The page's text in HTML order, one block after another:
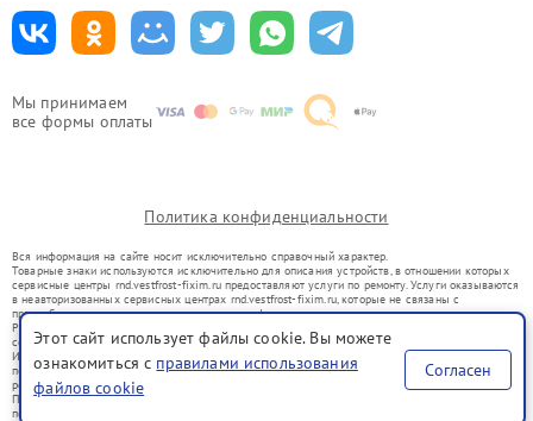
Мы принимаем
все формы оплаты
Политика конфиденциальности
Вся информация на сайте носит исключительно справочный характер.
Товарные знаки используются исключительно для описания устройств, в отношении которых
сервисные центры rnd.vestfrost-fixim.ru предоставляют услуги по ремонту. Услуги оказываются
в неавторизованных сервисных центрах rnd.vestfrost-fixim.ru, которые не связаны с
правообладателями товарных знаков или их официальными представителями.
Ремонт осуществляется для устройств, уже введенных в гражданский оборот в соответствии
со статьей 1487 ГК РФ.
Использование товарных знаков не преследует цели индивидуализации услуг или введения
потребителей в заблуждение, а служит для информирования о предоставляемых услугах по
ремонту техники указанных брендов.
Представленная на сайте информация не является публичной офертой, определяемой
положениями Статьи 437(2) Гражданского кодекса РФ
Этот сайт использует файлы cookie. Вы можете
ознакомиться с правилами использования
файлов cookie
Согласен